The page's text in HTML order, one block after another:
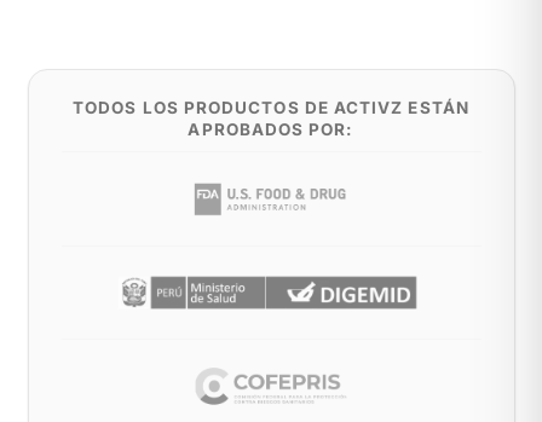
TODOS LOS PRODUCTOS DE ACTIVZ ESTÁN
APROBADOS POR: